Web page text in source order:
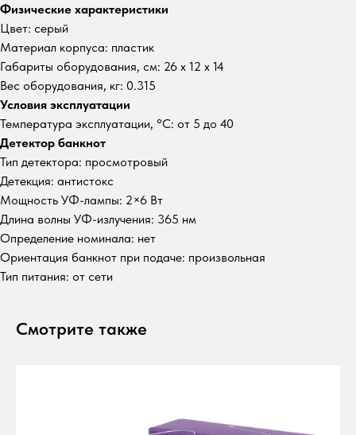
Физические характеристики
Цвет: серый
Материал корпуса: пластик
Габариты оборудования, см: 26 x 12 x 14
Вес оборудования, кг: 0.315
Условия эксплуатации
Температура эксплуатации, °C: от 5 до 40
Детектор банкнот
Тип детектора: просмотровый
Детекция: антистокс
Мощность УФ-лампы: 2×6 Вт
Длина волны УФ-излучения: 365 нм
Определение номинала: нет
Ориентация банкнот при подаче: произвольная
Тип питания: от сети
Смотрите также